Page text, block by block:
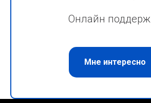
Онлайн
Мне интересно